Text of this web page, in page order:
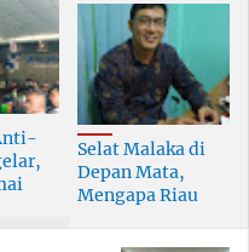
Selat Malaka di
Depan Mata,
Mengapa Riau